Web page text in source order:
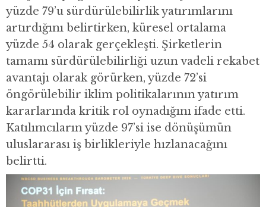
yüzde 79’u sürdürülebilirlik yatırımlarını
artırdığını belirtirken, küresel ortalama
yüzde 54 olarak gerçekleşti. Şirketlerin
tamamı sürdürülebilirliği uzun vadeli rekabet
avantajı olarak görürken, yüzde 72’si
öngörülebilir iklim politikalarının yatırım
kararlarında kritik rol oynadığını ifade etti.
Katılımcıların yüzde 97’si ise dönüşümün
uluslararası iş birlikleriyle hızlanacağını
belirtti.